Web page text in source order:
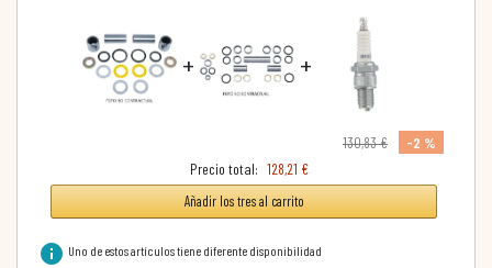
+ +
130,83 €
-2 %
Precio total: 128,21 €
Añadir los tres al carrito
info Uno de estos artículos tiene diferente disponibilidad